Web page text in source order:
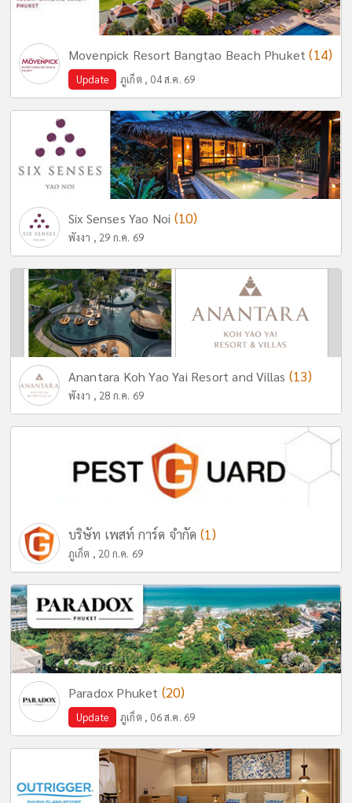
Movenpick Resort Bangtao Beach Phuket(14)
Update ภูเก็ต , 04 ส.ค. 69
Six Senses Yao Noi (10)
พังงา , 29 ก.ค. 69
Anantara Koh Yao Yai Resort and Villas (13)
พังงา , 28 ก.ค. 69
บริษัท เพสท์ การ์ด จำกัด (1)
ภูเก็ต , 20 ก.ค. 69
Paradox Phuket (20)
Update ภูเก็ต , 06 ส.ค. 69